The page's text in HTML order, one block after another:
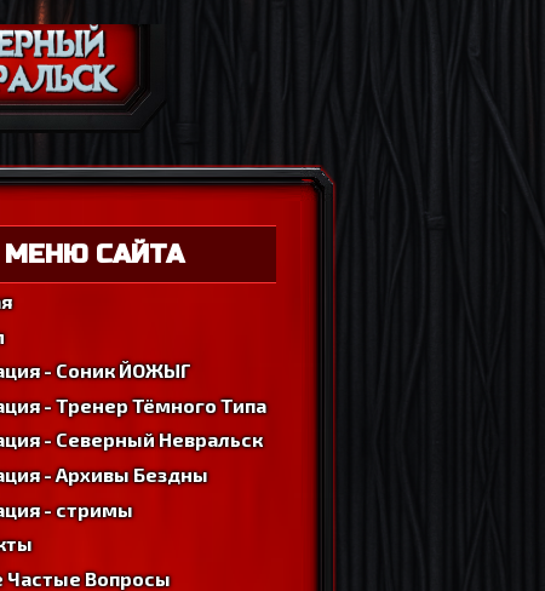
МЕНЮ САЙТА
- Соник ЙОЖЫГ
- Тренер Тёмного Типа
- Северный Невральск
- Архивы Бездны
- стримы
Вопросы